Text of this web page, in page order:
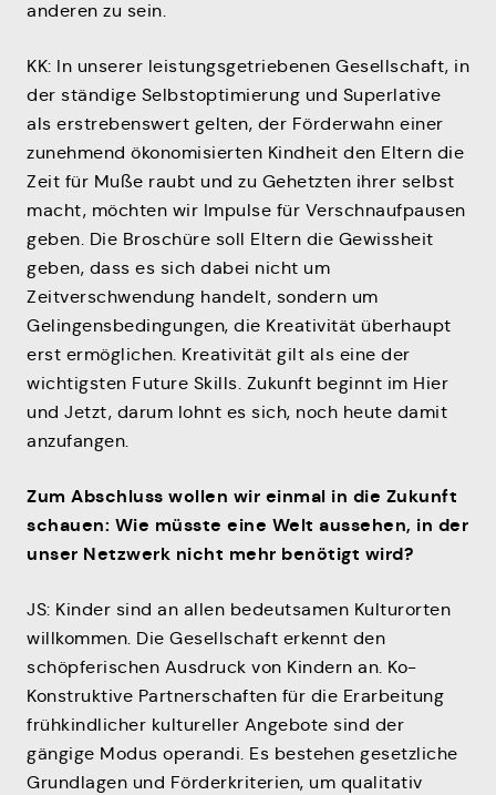
anderen zu sein.
KK: In unserer leistungsgetriebenen Gesellschaft, in
der ständige Selbstoptimierung und Superlative
als erstrebenswert gelten, der Förderwahn einer
zunehmend ökonomisierten Kindheit den Eltern die
Zeit für Muße raubt und zu Gehetzten ihrer selbst
macht, möchten wir Impulse für Verschnaufpausen
geben. Die Broschüre soll Eltern die Gewissheit
geben, dass es sich dabei nicht um
Zeitverschwendung handelt, sondern um
Gelingensbedingungen, die Kreativität überhaupt
erst ermöglichen. Kreativität gilt als eine der
wichtigsten Future Skills. Zukunft beginnt im Hier
und Jetzt, darum lohnt es sich, noch heute damit
anzufangen.
Zum Abschluss wollen wir einmal in die Zukunft
schauen: Wie müsste eine Welt aussehen, in der
unser Netzwerk nicht mehr benötigt wird?
JS: Kinder sind an allen bedeutsamen Kulturorten
willkommen. Die Gesellschaft erkennt den
schöpferischen Ausdruck von Kindern an. Ko-
Konstruktive Partnerschaften für die Erarbeitung
frühkindlicher kultureller Angebote sind der
gängige Modus operandi. Es bestehen gesetzliche
Grundlagen und Förderkriterien, um qualitativ